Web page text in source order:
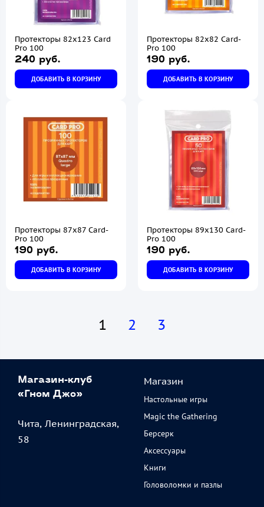
Протекторы 82х123 Card
Pro 100
240 руб.
ДОБАВИТЬ В КОРЗИНУ
Протекторы 82х82 Card-
Pro 100
190 руб.
ДОБАВИТЬ В КОРЗИНУ
Протекторы 87х87 Card-
Pro 100
190 руб.
ДОБАВИТЬ В КОРЗИНУ
Протекторы 89х130 Card-
Pro 100
190 руб.
ДОБАВИТЬ В КОРЗИНУ
1 2 3
Магазин-клуб
«Гном Джо»
Чита, Ленинградская,
58
Магазин
Настольные игры
Magic the Gathering
Берсерк
Аксессуары
Книги
Головоломки и пазлы